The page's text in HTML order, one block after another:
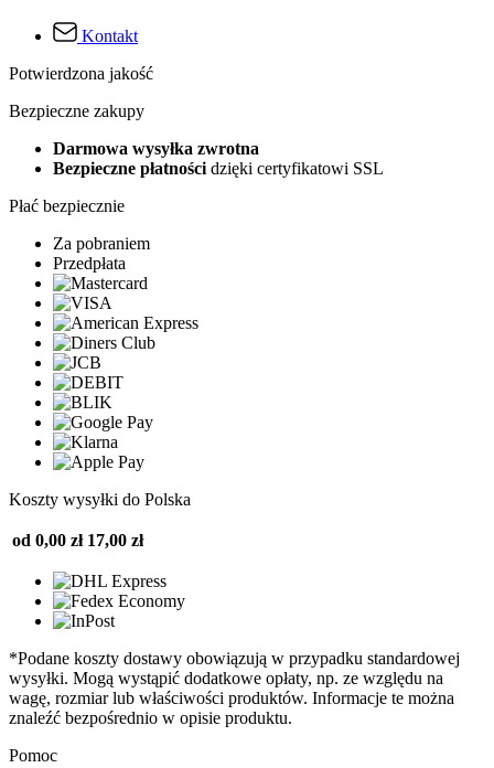
Kontakt
Potwierdzona jakość
Bezpieczne zakupy
Darmowa wysyłka zwrotna
Bezpieczne płatności dzięki certyfikatowi SSL
Płać bezpiecznie
Za pobraniem
Przedpłata
Koszty wysyłki do Polska
od 0,00 zł 17,00 zł
*Podane koszty dostawy obowiązują w przypadku standardowej
wysyłki. Mogą wystąpić dodatkowe opłaty, np. ze względu na
wagę, rozmiar lub właściwości produktów. Informacje te można
znaleźć bezpośrednio w opisie produktu.
Pomoc